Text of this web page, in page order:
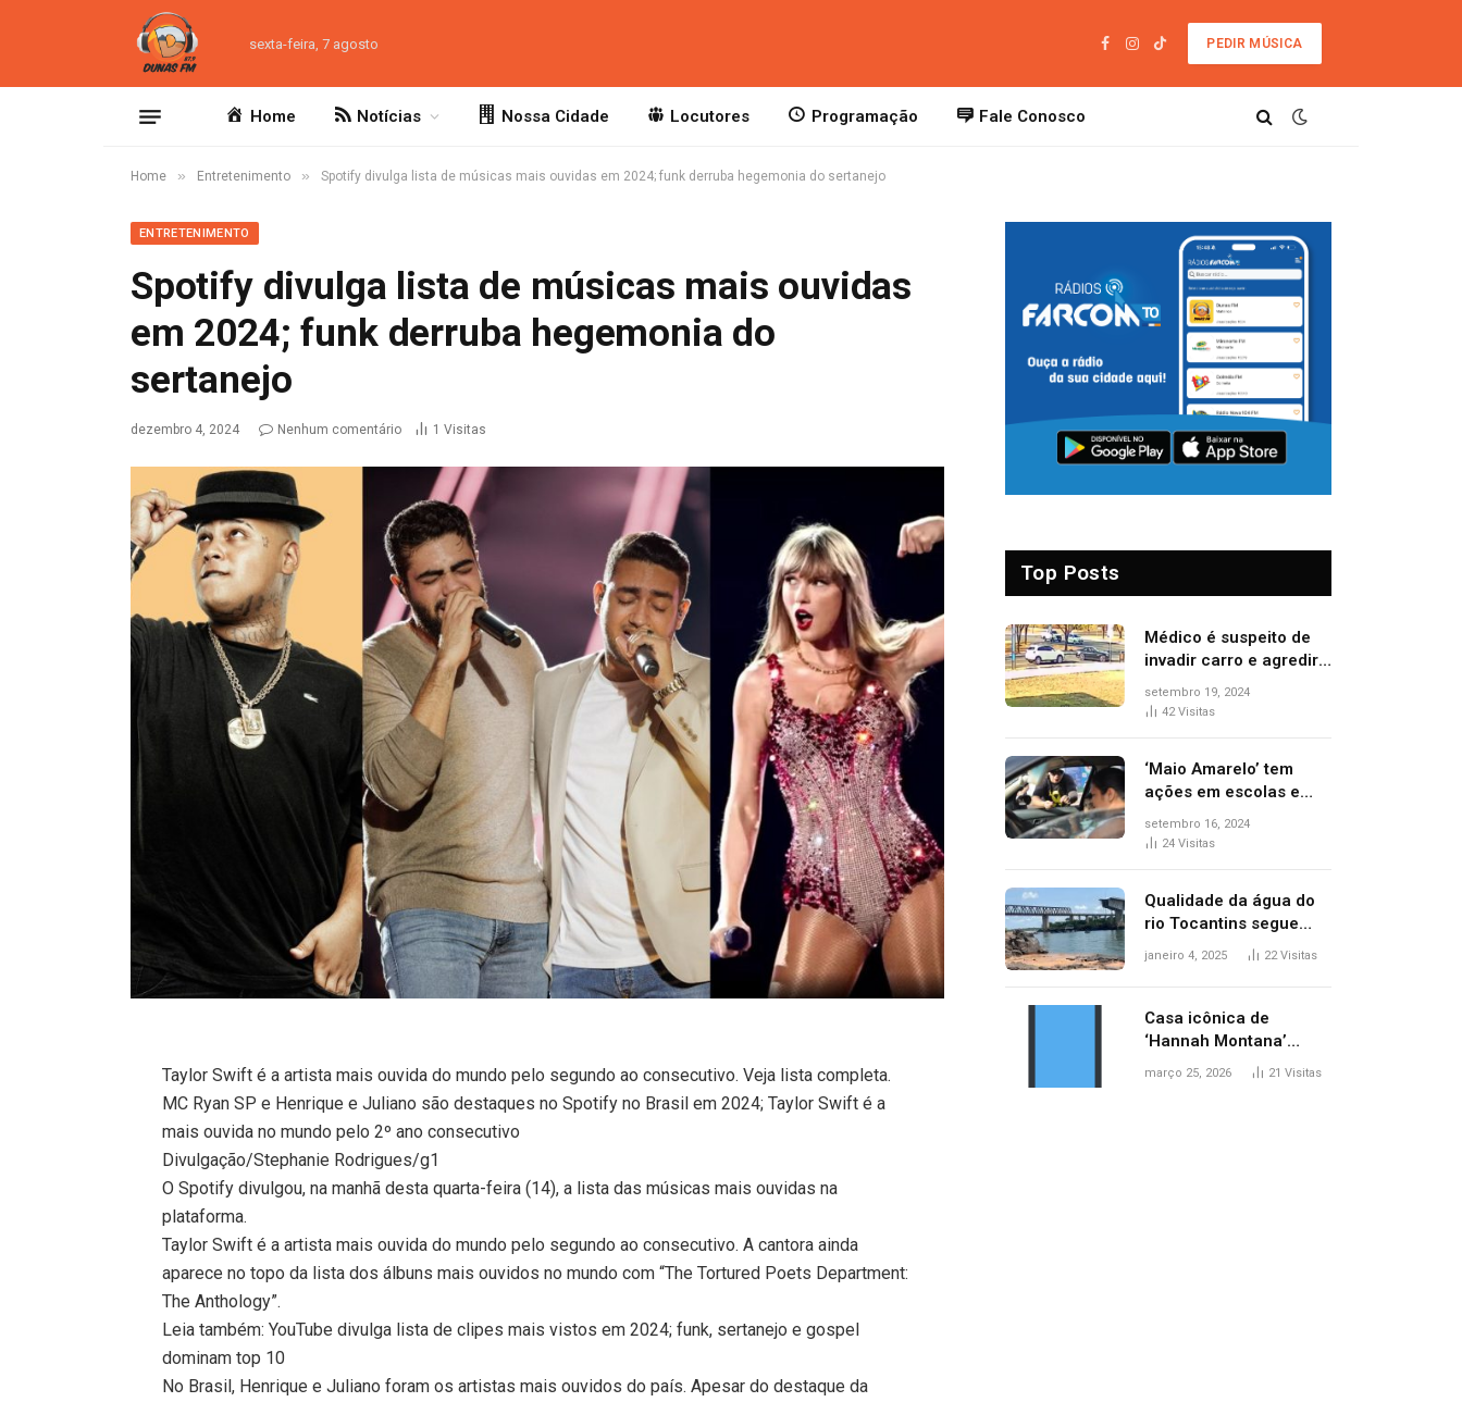
sexta-feira, 7 agosto
Facebook
Instagram
TikTok
PEDIR MÚSICA
Home Notícias Nossa Cidade Locutores Programação Fale Conosco
Home » Entretenimento » Spotify divulga lista de músicas mais ouvidas em 2024; funk derruba hegemonia do sertanejo
ENTRETENIMENTO
Spotify divulga lista de músicas mais ouvidas
em 2024; funk derruba hegemonia do
sertanejo
dezembro 4, 2024 Nenhum comentário 1 Visitas
Taylor Swift é a artista mais ouvida do mundo pelo segundo ao consecutivo. Veja lista completa.
MC Ryan SP e Henrique e Juliano são destaques no Spotify no Brasil em 2024; Taylor Swift é a
mais ouvida no mundo pelo 2º ano consecutivo
Divulgação/Stephanie Rodrigues/g1
O Spotify divulgou, na manhã desta quarta-feira (14), a lista das músicas mais ouvidas na
plataforma.
Taylor Swift é a artista mais ouvida do mundo pelo segundo ao consecutivo. A cantora ainda
aparece no topo da lista dos álbuns mais ouvidos no mundo com “The Tortured Poets Department:
The Anthology”.
Leia também: YouTube divulga lista de clipes mais vistos em 2024; funk, sertanejo e gospel
dominam top 10
No Brasil, Henrique e Juliano foram os artistas mais ouvidos do país. Apesar do destaque da
Top Posts
Médico é suspeito de
invadir carro e agredir
delegado aposentado
durante confusão no
setembro 19, 2024
42Visitas
‘Maio Amarelo’ tem
ações em escolas e
ruas para prevenir
acidentes no trânsito
setembro 16, 2024
24 Visitas
Qualidade da água do
rio Tocantins segue
sem indicar alterações
afirma ANA
janeiro 4, 2025 22Visitas
Casa icônica de
‘Hannah Montana’
poderá ser alugada por
março 25, 2026 21 Visitas